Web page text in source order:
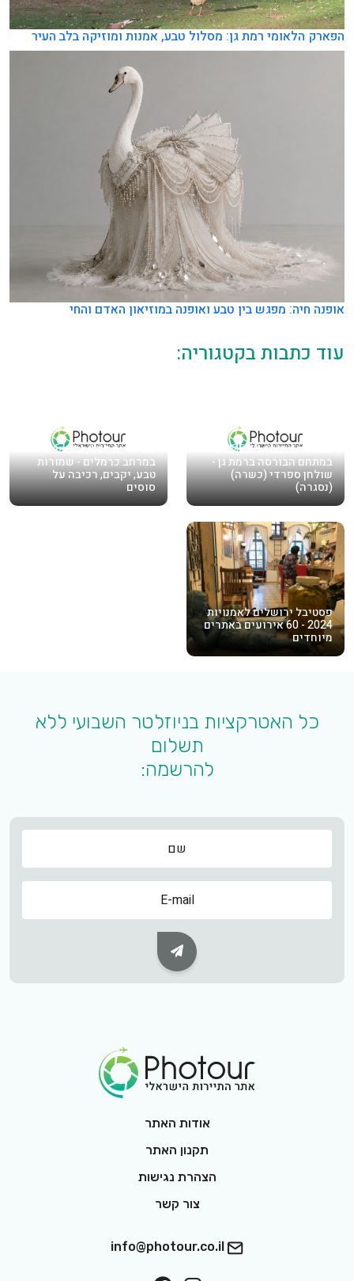
הפארק הלאומי רמת גן: מסלול טבע, אמנות ומוזיקה בלב העיר
אופנה חיה: מפגש בין טבע ואופנה במוזיאון האדם והחי
עוד כתבות בקטגוריה:
מסעדת סומסה SUMESA
במתחם הבורסה ברמת גן -
שולחן ספרדי (כשרה)
(נסגרה)
פעילויות לכל המשפחה
במרחב כרמלים - שמורות
טבע, יקבים, רכיבה על
סוסים
פסטיבל ירושלים לאמנויות
2024 - 60 אירועים באתרים
מיוחדים
כל האטרקציות בניוזלטר השבועי ללא
תשלום
להרשמה:
Subscribe Button
אודות האתר
תקנון האתר
הצהרת נגישות
צור קשר
info@photour.co.il